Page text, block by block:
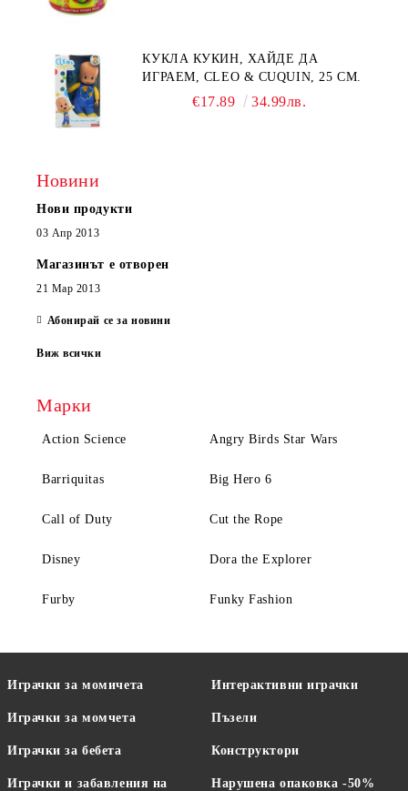
КУКЛА КУКИН, ХАЙДЕ ДА
ИГРАЕМ, CLEO & CUQUIN, 25 СМ.
€17.89 34.99лв.
Новини
Нови продукти
03 Апр 2013
Магазинът е отворен
21 Мар 2013
Абонирай се за новини
Виж всички
Марки
Action Science Angry Birds Star Wars
Barriquitas Big Hero 6
Call of Duty Cut the Rope
Disney Dora the Explorer
Furby Funky Fashion
Играчки за момичета
Играчки за момчета
Играчки за бебета
Играчки и забавления на
Интерактивни играчки
Пъзели
Конструктори
Нарушена опаковка -50%